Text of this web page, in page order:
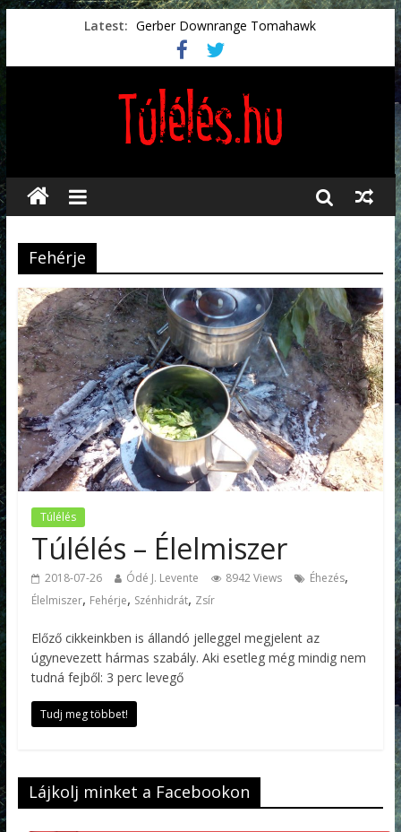
Latest: Gerber Downrange Tomahawk
Vészhelyzeti élelmiszerek
Svéd vészhelyzeti tájékoztató.
Vészhelyzetkezelés
Préselt törlőkendők
Fehérje
Túlélés
Túlélés – Élelmiszer
2018-07-26 Ódé J. Levente 8942 Views Éhezés,
Élelmiszer, Fehérje, Szénhidrát, Zsír
Előző cikkeinkben is állandó jelleggel megjelent az
úgynevezett hármas szabály. Aki esetleg még mindig nem
tudná fejből: 3 perc levegő
Tudj meg többet!
Lájkolj minket a Facebookon